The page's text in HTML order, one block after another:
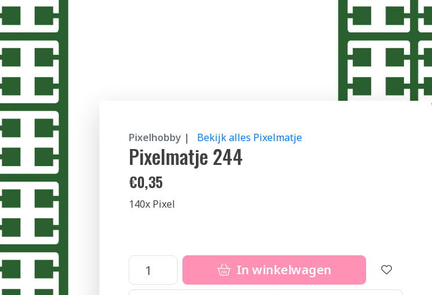
Pixelhobby | Bekijk alles Pixelmatje
Pixelmatje 244
€0,35
140x Pixel
In winkelwagen